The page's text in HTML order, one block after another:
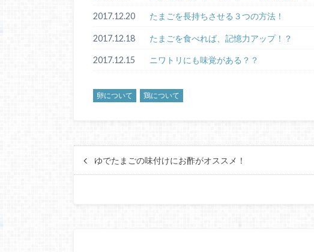
2017.12.20 たまごを長持ちさせる３つの方法！
2017.12.18 たまごを食べれば、記憶力アップ！？
2017.12.15 ニワトリにも味覚がある？？
卵について 鶏について
ゆでたまごの味付けにお酢がオススメ！